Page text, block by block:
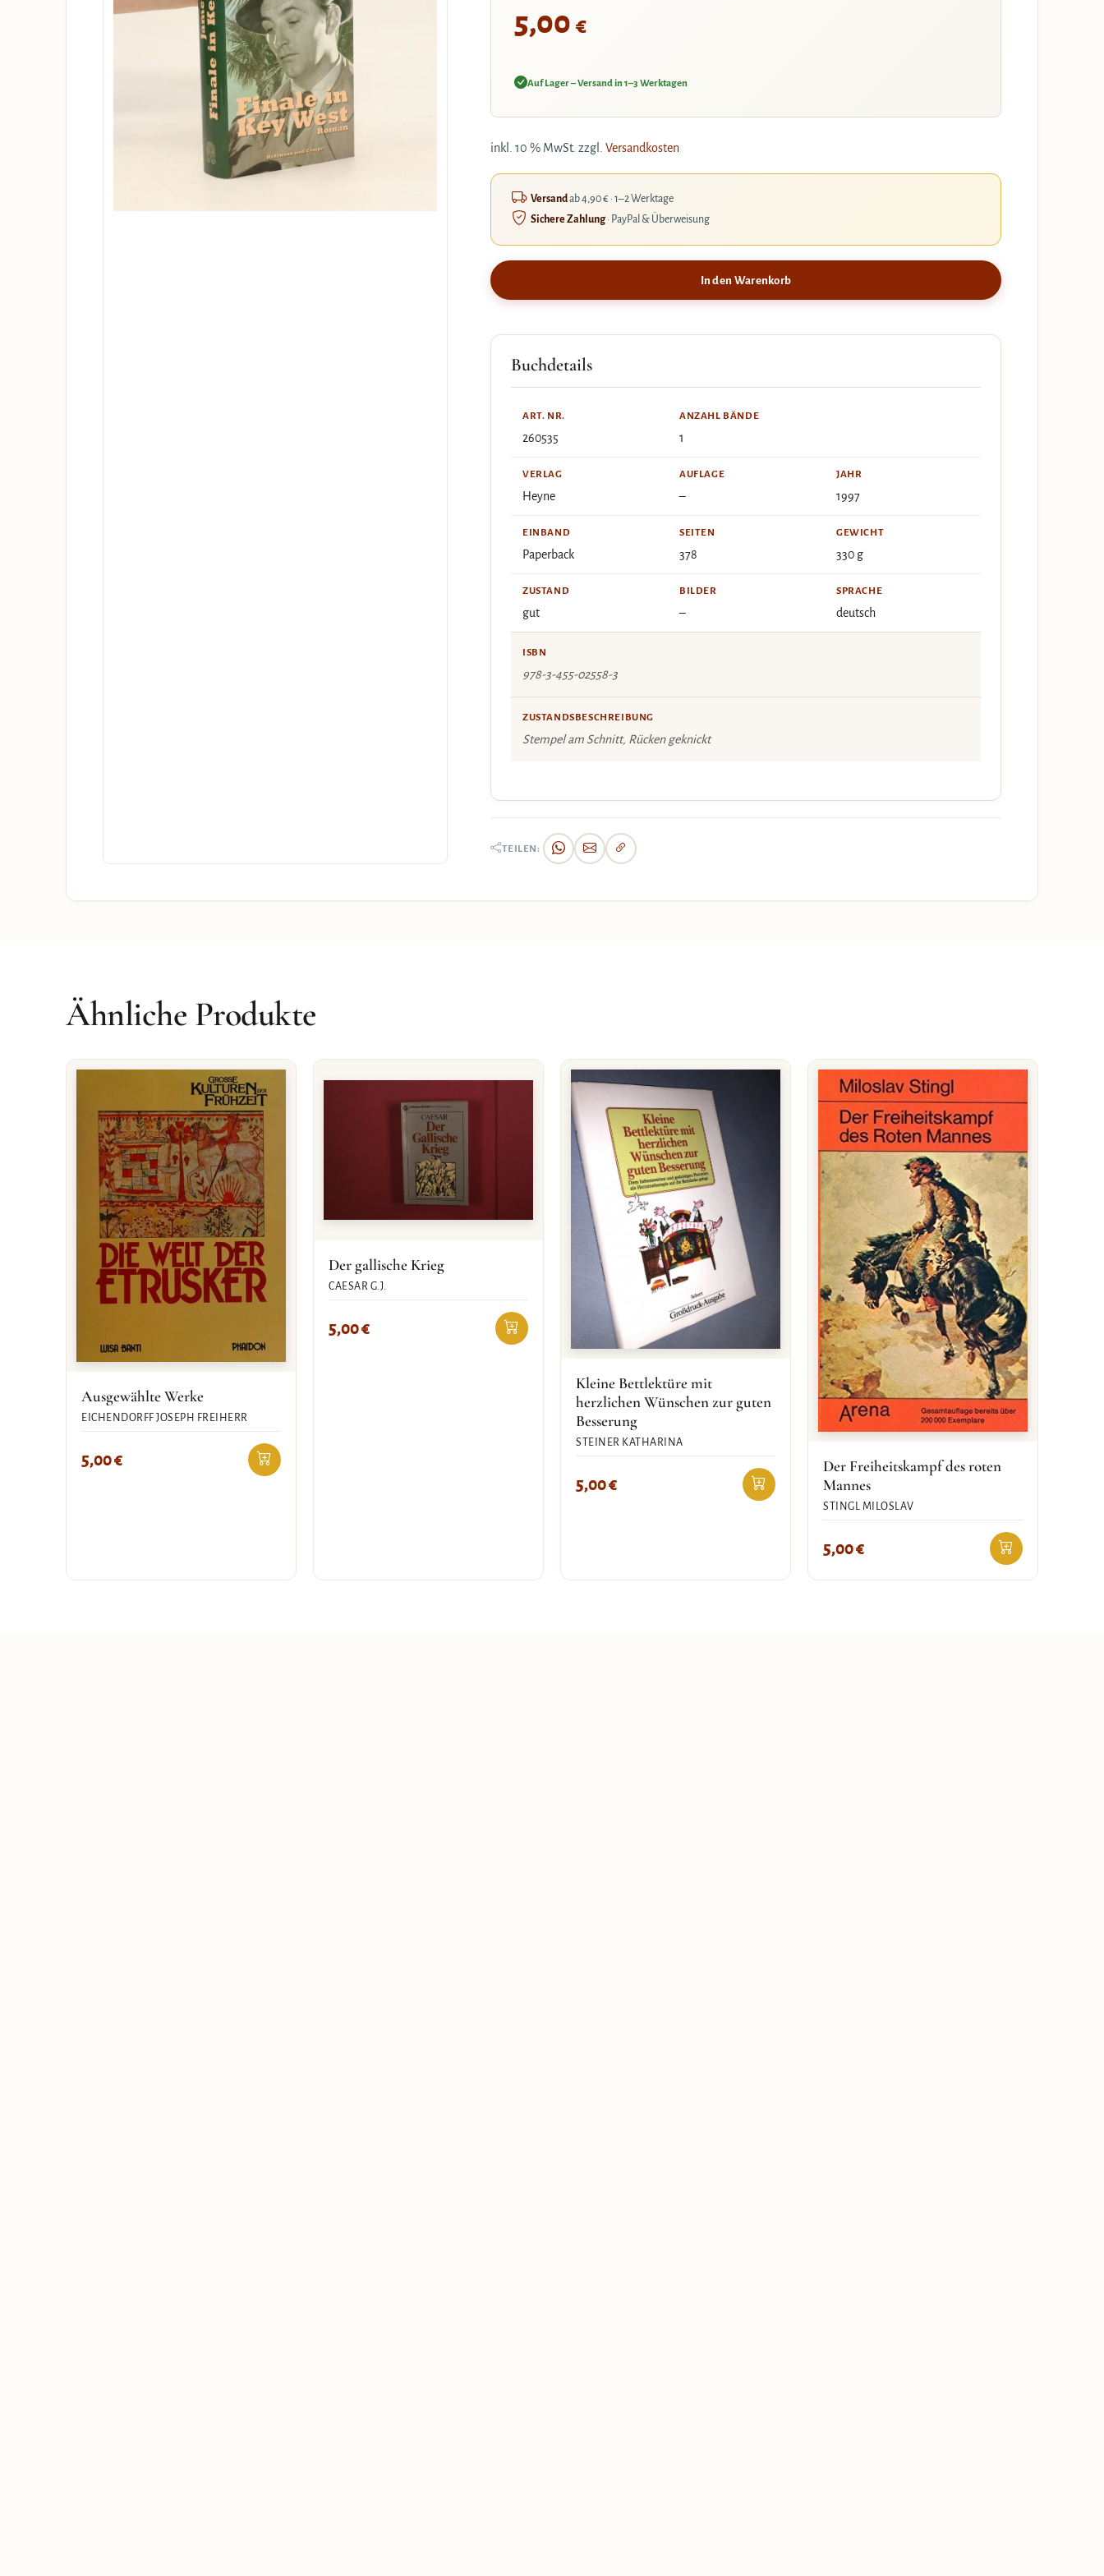
5,00 €
Auf Lager – Versand in 1–3 Werktagen
inkl. 10 % MwSt. zzgl. Versandkosten
Versandab 4,90 € · 1–2 Werktage
Sichere Zahlung· PayPal & Überweisung
In den Warenkorb
Buchdetails
ART. NR.
260535
ANZAHL BÄNDE
1
VERLAG
Heyne
AUFLAGE
–
JAHR
1997
EINBAND
Paperback
SEITEN
378
GEWICHT
330 g
ZUSTAND
gut
BILDER
–
SPRACHE
deutsch
ISBN
978-3-455-02558-3
ZUSTANDSBESCHREIBUNG
Stempel am Schnitt, Rücken geknickt
TEILEN:
Ähnliche Produkte
Ausgewählte Werke
EICHENDORFF JOSEPH FREIHERR
5,00€
Der gallische Krieg
CAESAR G.J.
5,00€
Kleine Bettlektüre mit
herzlichen Wünschen zur guten
Besserung
STEINER KATHARINA
5,00€
Der Freiheitskampf des roten
Mannes
STINGL MILOSLAV
5,00€